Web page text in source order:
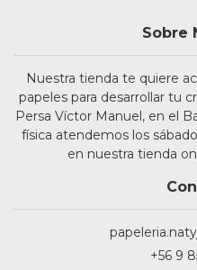
Sobre
Nuestra tienda te quiere
papeles para desarrollar tu
Persa Víctor Manuel, en el
física atendemos los
en nuestra tienda
+56 9